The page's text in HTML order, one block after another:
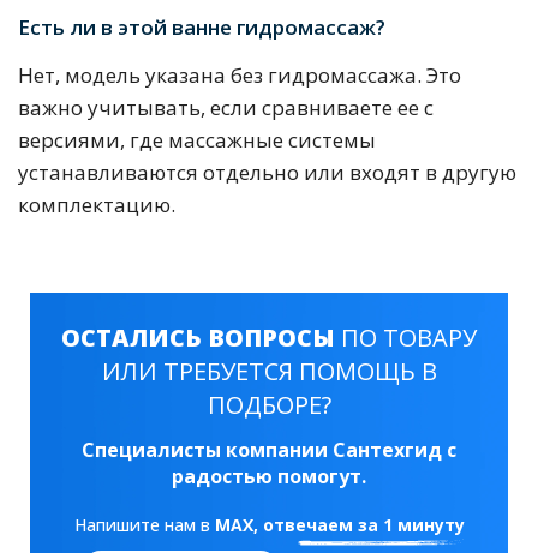
Есть ли в этой ванне гидромассаж?
Нет, модель указана без гидромассажа. Это
важно учитывать, если сравниваете ее с
версиями, где массажные системы
устанавливаются отдельно или входят в другую
комплектацию.
ОСТАЛИСЬ ВОПРОСЫ ПО ТОВАРУ
ИЛИ ТРЕБУЕТСЯ ПОМОЩЬ В
ПОДБОРЕ?
Специалисты компании Сантехгид с
радостью помогут.
Напишите нам в MAX, отвечаем за 1 минуту